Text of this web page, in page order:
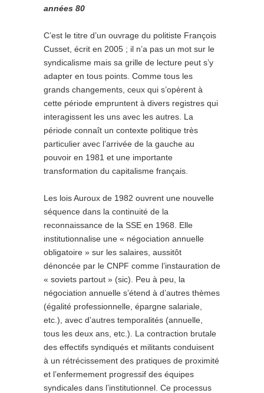
années 80
C’est le titre d’un ouvrage du politiste François
Cusset, écrit en 2005 ; il n’a pas un mot sur le
syndicalisme mais sa grille de lecture peut s’y
adapter en tous points. Comme tous les
grands changements, ceux qui s’opèrent à
cette période empruntent à divers registres qui
interagissent les uns avec les autres. La
période connaît un contexte politique très
particulier avec l’arrivée de la gauche au
pouvoir en 1981 et une importante
transformation du capitalisme français.
Les lois Auroux de 1982 ouvrent une nouvelle
séquence dans la continuité de la
reconnaissance de la SSE en 1968. Elle
institutionnalise une « négociation annuelle
obligatoire » sur les salaires, aussitôt
dénoncée par le CNPF comme l’instauration de
« soviets partout » (sic). Peu à peu, la
négociation annuelle s’étend à d’autres thèmes
(égalité professionnelle, épargne salariale,
etc.), avec d’autres temporalités (annuelle,
tous les deux ans, etc.). La contraction brutale
des effectifs syndiqués et militants conduisent
à un rétrécissement des pratiques de proximité
et l’enfermement progressif des équipes
syndicales dans l’institutionnel. Ce processus